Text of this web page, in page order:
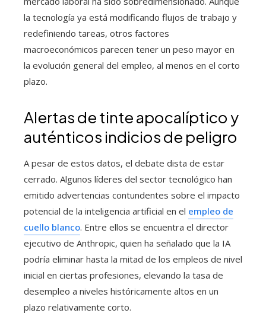
la tecnología ya está modificando flujos de trabajo y
redefiniendo tareas, otros factores
macroeconómicos parecen tener un peso mayor en
la evolución general del empleo, al menos en el corto
plazo.
Alertas de tinte apocalíptico y
auténticos indicios de peligro
A pesar de estos datos, el debate dista de estar
cerrado. Algunos líderes del sector tecnológico han
emitido advertencias contundentes sobre el impacto
potencial de la inteligencia artificial en el empleo de
cuello blanco. Entre ellos se encuentra el director
ejecutivo de Anthropic, quien ha señalado que la IA
podría eliminar hasta la mitad de los empleos de nivel
inicial en ciertas profesiones, elevando la tasa de
desempleo a niveles históricamente altos en un
plazo relativamente corto.